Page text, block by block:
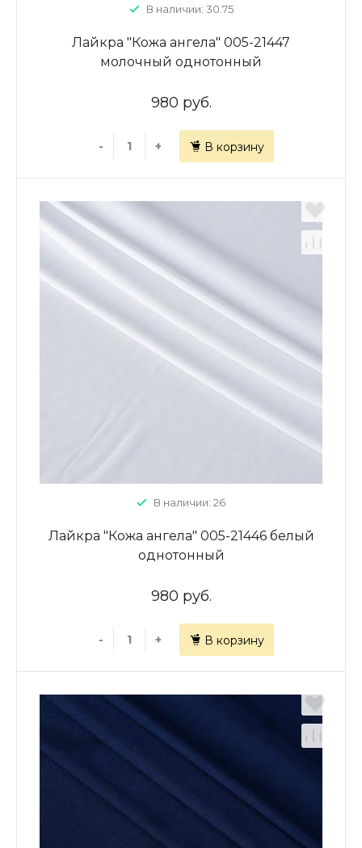
В наличии: 30.75
Лайкра "Кожа ангела" 005-21447
молочный однотонный
980 руб.
- + В корзину
В наличии: 26
Лайкра "Кожа ангела" 005-21446 белый
однотонный
980 руб.
- + В корзину